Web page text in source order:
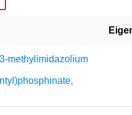
methylimidazolium